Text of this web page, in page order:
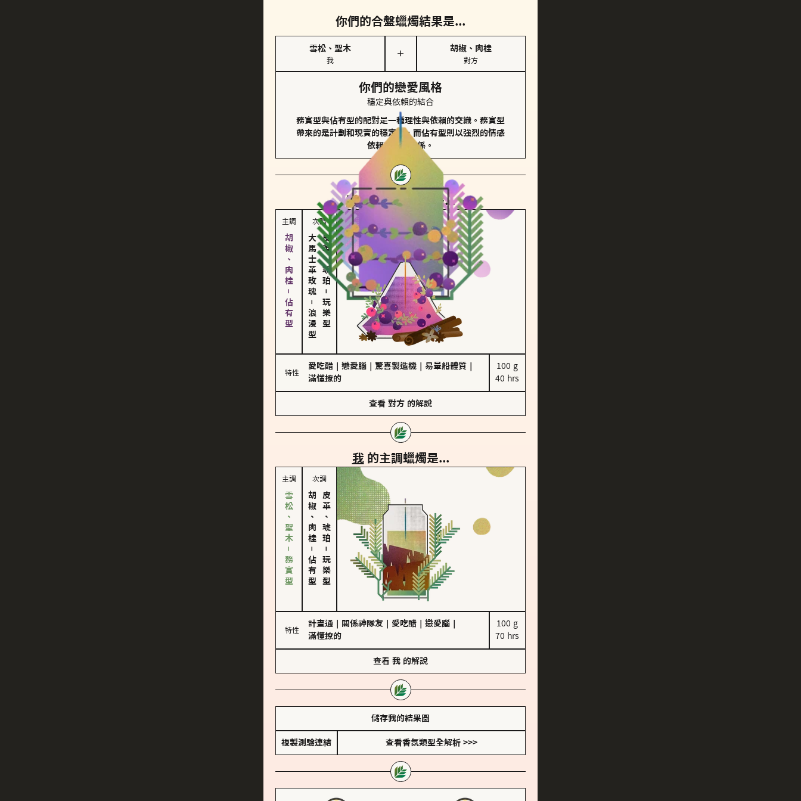
你們的合盤蠟燭結果是...
雪松、聖木
我
＋
胡椒、肉桂
對方
你們的戀愛風格
穩定與依賴的結合
務實型與佔有型的配對是一種理性與依賴的交織。務實型
帶來的是計劃和現實的穩定性，而佔有型則以強烈的情感
依賴來維護關係。
對方的主調蠟燭是...
主調
胡椒、肉桂－佔有型
次調
大馬士革玫瑰
－
浪漫型
皮革、琥珀
－
玩樂型
特性
愛吃醋 戀愛腦 驚喜製造機 易暈船體質
滿懂撩的
100 g
40 hrs
查看 對方 的解說
我 的主調蠟燭是...
主調
雪松、聖木－務實型
次調
胡椒、肉桂
－
佔有型
皮革、琥珀
－
玩樂型
特性
計畫通 關係神隊友 愛吃醋 戀愛腦
滿懂撩的
100 g
70 hrs
查看 我 的解說
儲存我的結果圖
複製測驗連結 查看香氛類型全解析 >>>